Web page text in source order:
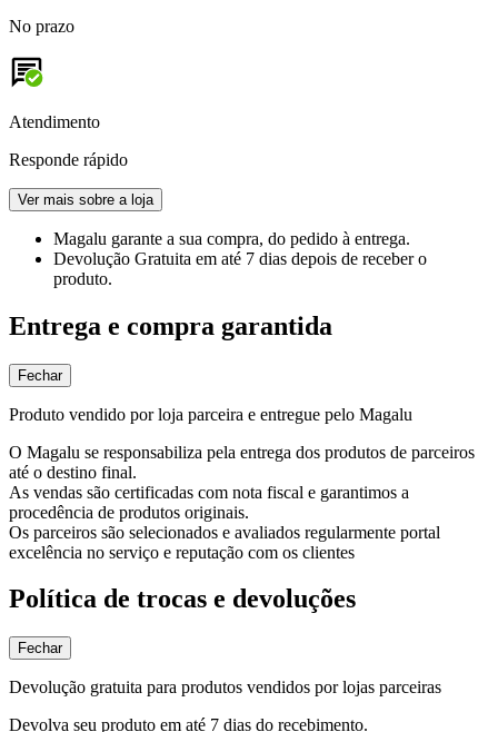
No prazo
Atendimento
Responde rápido
Ver mais sobre a loja
Magalu garante a sua compra, do pedido à entrega.
Devolução Gratuita em até 7 dias depois de receber o
produto.
Entrega e compra garantida
Fechar
Produto vendido por loja parceira e entregue pelo Magalu
O Magalu se responsabiliza pela entrega dos produtos de parceiros
até o destino final.
As vendas são certificadas com nota fiscal e garantimos a
procedência de produtos originais.
Os parceiros são selecionados e avaliados regularmente portal
excelência no serviço e reputação com os clientes
Política de trocas e devoluções
Fechar
Devolução gratuita para produtos vendidos por lojas parceiras
Devolva seu produto em até 7 dias do recebimento.